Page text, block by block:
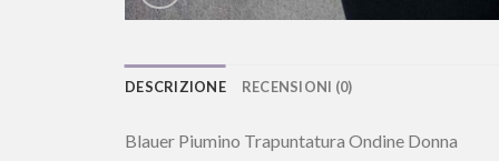
DESCRIZIONE RECENSIONI (0)
Blauer Piumino Trapuntatura Ondine Donna